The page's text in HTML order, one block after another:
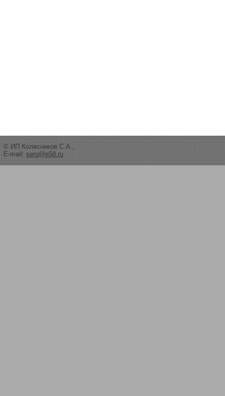
© ИП Колесников С.А.,
E-mail: serg@e58.ru